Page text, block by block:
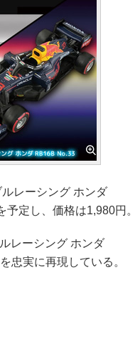
レーシング ホンダ
定し、価格は1,980円。
レーシング ホンダ
忠実に再現している。